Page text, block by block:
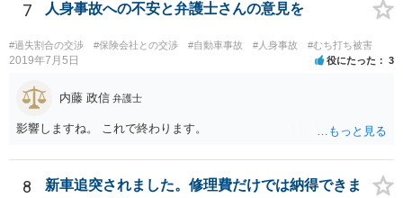
7 人身事故への不安と弁護士さんの意見を
#過失割合の交渉 #保険会社との交渉 #自動車事故 #人身事故 #むち打ち被害
2019年7月5日 役にたった 3
内藤 政信 弁護士
影響しますね。 これで終わります。
8
新車追突されました。修理費だけでは納得できま